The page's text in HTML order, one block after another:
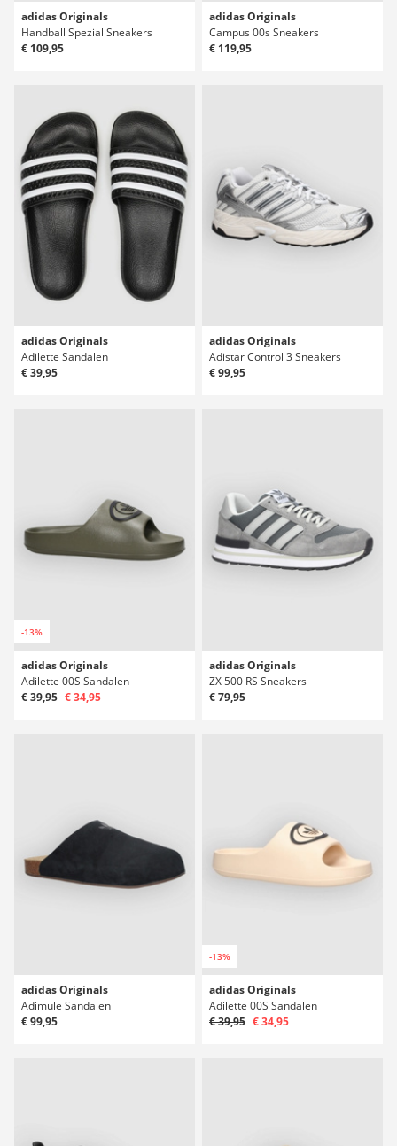
adidas Originals
Handball Spezial Sneakers
€ 109,95
adidas Originals
Campus 00s Sneakers
€ 119,95
adidas Originals
Adilette Sandalen
€ 39,95
adidas Originals
Adistar Control 3 Sneakers
€ 99,95
-13%
adidas Originals
Adilette 00S Sandalen
€ 39,95 € 34,95
adidas Originals
ZX 500 RS Sneakers
€ 79,95
adidas Originals
Adimule Sandalen
€ 99,95
-13%
adidas Originals
Adilette 00S Sandalen
€ 39,95 € 34,95